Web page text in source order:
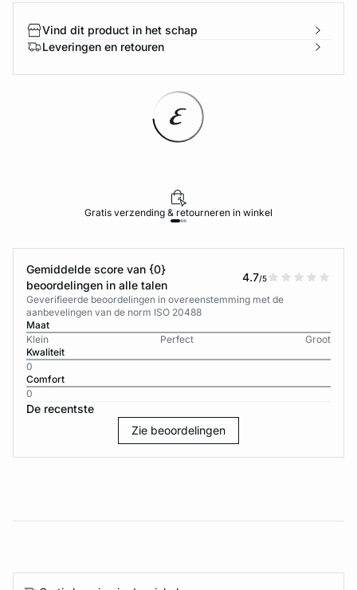
Vind dit product in het schap
Leveringen en retouren
Gratis verzending & retourneren in winkel
Gemiddelde score van {0}
beoordelingen in alle talen
4.7/5
Geverifieerde beoordelingen in overeenstemming met de
aanbevelingen van de norm ISO 20488
Maat
Klein
Perfect
Groot
Kwaliteit
0
Comfort
0
De recentste
Zie beoordelingen